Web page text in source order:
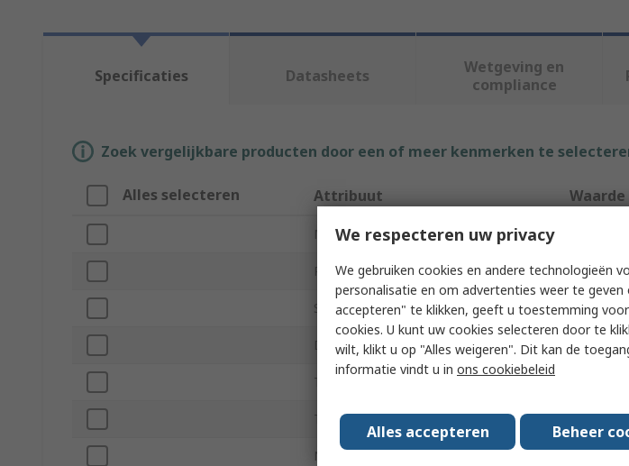
Specificaties Datasheets
Wetgeving en
compliance
Zoek vergelijkbare producten door een of meer kenmerken te
Alles selecteren Attribuut Waarde
Merk
Product Type Pressure
Supply Voltage 24V
Default Valve Position Valve is
Thread Standard
Thread Size G 1 1/2 in
Number of Ports
We respecteren uw privacy
We gebruiken cookies en andere technologieën
personalisatie en om advertenties weer te
accepteren" te klikken, geeft u toestemming
cookies. U kunt uw cookies selecteren door te
wilt, klikt u op "Alles weigeren". Dit kan de
informatie vindt u in ons cookiebeleid
Alles accepteren Beheer